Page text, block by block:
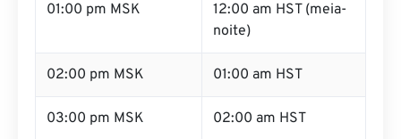
01:00 pm MSK
12:00 am HST (meia-
noite)
02:00 pm MSK 01:00 am HST
03:00 pm MSK 02:00 am HST